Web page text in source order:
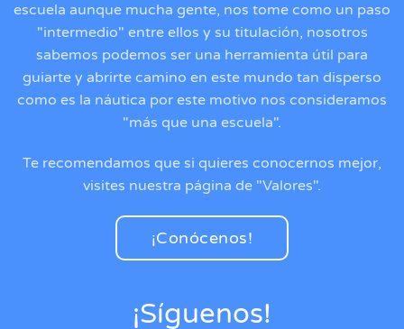
escuela aunque mucha gente, nos tome como un paso
"intermedio" entre ellos y su titulación, nosotros
sabemos podemos ser una herramienta útil para
guiarte y abrirte camino en este mundo tan disperso
como es la náutica por este motivo nos consideramos
"más que una escuela".
Te recomendamos que si quieres conocernos mejor,
visites nuestra página de "Valores".
¡Conócenos!
¡Síguenos!